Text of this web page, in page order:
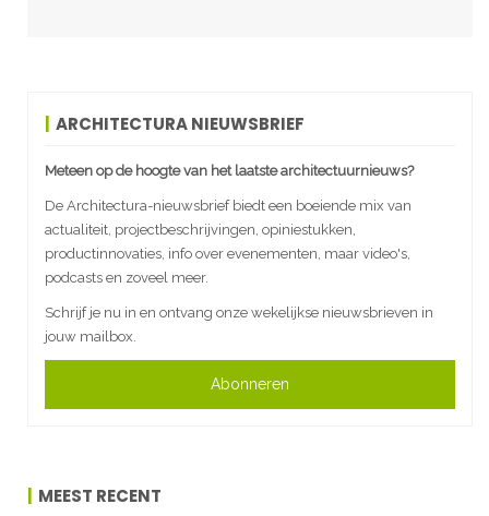
ARCHITECTURA NIEUWSBRIEF
Meteen op de hoogte van het laatste architectuurnieuws?
De Architectura-nieuwsbrief biedt een boeiende mix van
actualiteit, projectbeschrijvingen, opiniestukken,
productinnovaties, info over evenementen, maar video's,
podcasts en zoveel meer.
Schrijf je nu in en ontvang onze wekelijkse nieuwsbrieven in
jouw mailbox.
Abonneren
MEEST RECENT